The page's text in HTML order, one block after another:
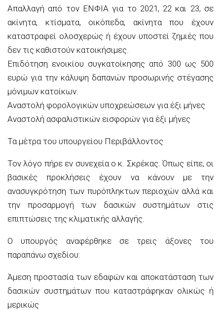
Απαλλαγή από τον ΕΝΦΙΑ για το 2021, 22 και 23, σε
ακίνητα, κτίσματα, οικόπεδα, ακίνητα που έχουν
καταστραφεί ολοσχερώς ή έχουν υποστεί ζημιές που
δεν τις καθιστούν κατοικήσιμες.
Επιδότηση ενοικίου συγκατοίκησης από 300 ως 500
ευρώ για την κάλυψη δαπανών προσωρινής στέγασης
μόνιμων κατοίκων.
Αναστολή φορολογικών υποχρεώσεων για έξι μήνες
Αναστολή ασφαλιστικών εισφορών για έξι μήνες
Τα μέτρα του υπουργείου Περιβάλλοντος
Τον λόγο πήρε εν συνεχεία ο κ. Σκρέκας. Όπως είπε, οι
βασικές προκλήσεις έχουν να κάνουν με την
ανασυγκρότηση των πυρόπληκτων περιοχών αλλά και
την προσαρμογή των δασικών συστημάτων στις
επιπτώσεις της κλιματικής αλλαγής.
Ο υπουργός αναφέρθηκε σε τρεις άξονες του
παραπάνω σχεδίου:
Άμεση προστασία των εδαφών και αποκατάσταση των
δασικών συστημάτων που καταστράφηκαν ολικώς ή
μερικώς